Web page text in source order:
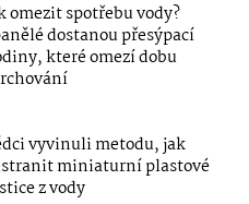
omezit spotřebu vody?
dostanou přesýpací
které omezí dobu
vyvinuli metodu, jak
miniaturní plastové
z vody